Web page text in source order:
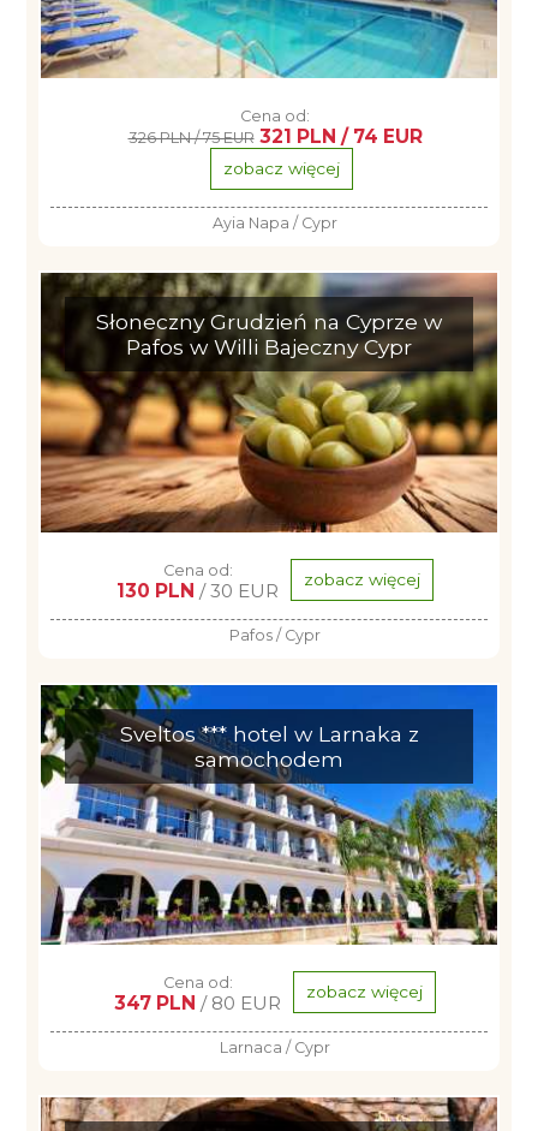
Cena od:
326 PLN / 75 EUR 321 PLN / 74 EUR
zobacz więcej
Ayia Napa / Cypr
Słoneczny Grudzień na Cyprze w
Pafos w Willi Bajeczny Cypr
Cena od:
130 PLN / 30 EUR zobacz więcej
Pafos / Cypr
Sveltos *** hotel w Larnaka z
samochodem
Cena od:
347 PLN / 80 EUR zobacz więcej
Larnaca / Cypr